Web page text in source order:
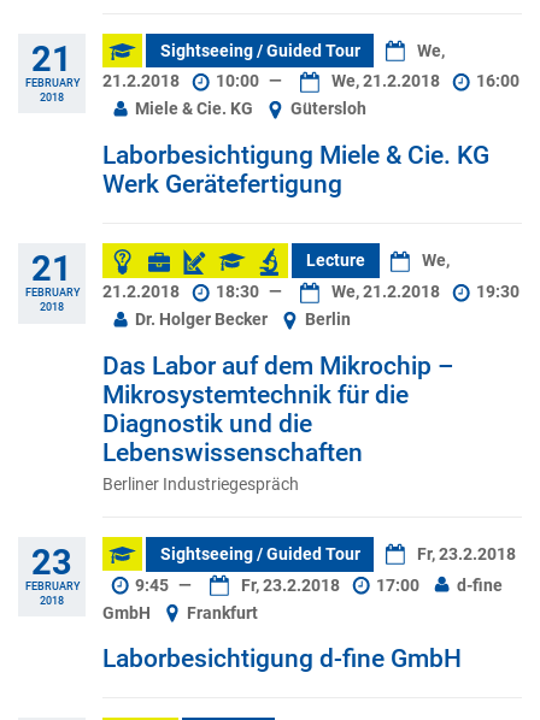
21
FEBRUARY
2018
Sightseeing / Guided Tour
We,
21.2.2018
10:00 — We, 21.2.2018
16:00
Miele & Cie. KG
Gütersloh
Laborbesichtigung Miele & Cie. KG
Werk Gerätefertigung
21
FEBRUARY
2018
Lecture
We,
21.2.2018
18:30 — We, 21.2.2018
19:30
Dr. Holger Becker
Berlin
Das Labor auf dem Mikrochip –
Mikrosystemtechnik für die
Diagnostik und die
Lebenswissenschaften
Berliner Industriegespräch
23
FEBRUARY
2018
Sightseeing / Guided Tour
Fr, 23.2.2018
9:45 — Fr, 23.2.2018 17:00
d-fine
GmbH
Frankfurt
Laborbesichtigung d-fine GmbH